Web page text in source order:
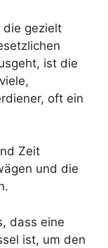
die gezielt
ist die
oft ein
Zeit
und die
dass eine
ist, um den